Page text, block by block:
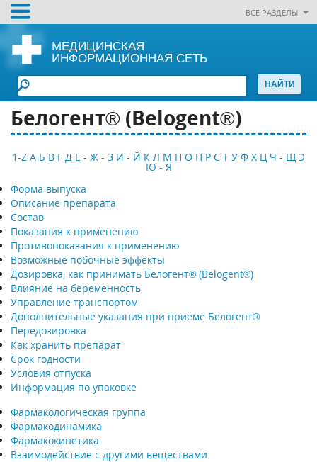
ВСЕ РАЗДЕЛЫ
МЕДИЦИНСКАЯ
ИНФОРМАЦИОННАЯ СЕТЬ
Белогент® (Belogent®)
1-Z А Б В Г Д Е - Ж - З И - Й К Л М Н О П Р С Т У Ф Х Ц Ч - Щ Э
Ю - Я
Форма выпуска
Описание препарата
Состав
Показания к применению
Противопоказания к применению
Возможные побочные эффекты
Дозировка, как принимать Белогент® (Belogent®)
Влияние на беременность
Управление транспортом
Дополнительные указания при приеме Белогент®
Передозировка
Как хранить препарат
Срок годности
Условия отпуска
Информация по упаковке
Фармакологическая группа
Фармакодинамика
Фармакокинетика
Взаимодействие с другими веществами